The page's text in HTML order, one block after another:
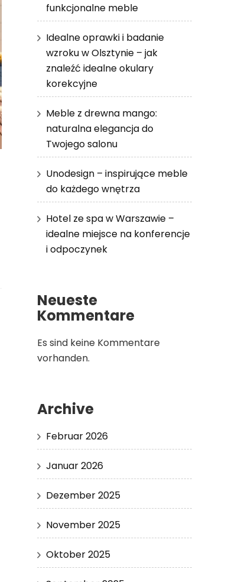
funkcjonalne meble
Idealne oprawki i badanie
wzroku w Olsztynie – jak
znaleźć idealne okulary
korekcyjne
Meble z drewna mango:
naturalna elegancja do
Twojego salonu
Unodesign – inspirujące meble
do każdego wnętrza
Hotel ze spa w Warszawie –
idealne miejsce na konferencje
i odpoczynek
Neueste
Kommentare
Es sind keine Kommentare
vorhanden.
Archive
Februar 2026
Januar 2026
Dezember 2025
November 2025
Oktober 2025